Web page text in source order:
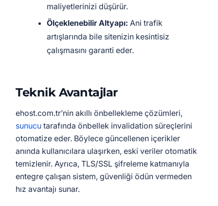
maliyetlerinizi düşürür.
Ölçeklenebilir Altyapı: Ani trafik
artışlarında bile sitenizin kesintisiz
çalışmasını garanti eder.
Teknik Avantajlar
ehost.com.tr’nin akıllı önbellekleme çözümleri,
sunucu tarafında önbellek invalidation süreçlerini
otomatize eder. Böylece güncellenen içerikler
anında kullanıcılara ulaşırken, eski veriler otomatik
temizlenir. Ayrıca, TLS/SSL şifreleme katmanıyla
entegre çalışan sistem, güvenliği ödün vermeden
hız avantajı sunar.